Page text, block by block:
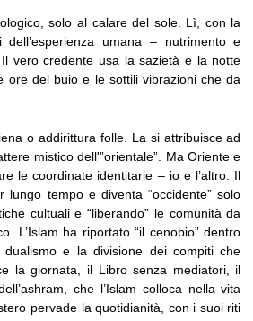
solo al calare del sole. Lì, con la
umana – nutrimento e
vero credente usa la sazietà e la notte
ore del buio e le sottili vibrazioni che da
o addirittura folle. La si attribuisce ad
mistico dell'”orientale”. Ma Oriente e
le coordinate identitarie – io e l’altro. Il
tempo e diventa “occidente” solo
cultuali e “liberando” le comunità da
L’Islam ha riportato “il cenobio” dentro
e la divisione dei compiti che
la giornata, il Libro senza mediatori, il
che l’Islam colloca nella vita
pervade la quotidianità, con i suoi riti